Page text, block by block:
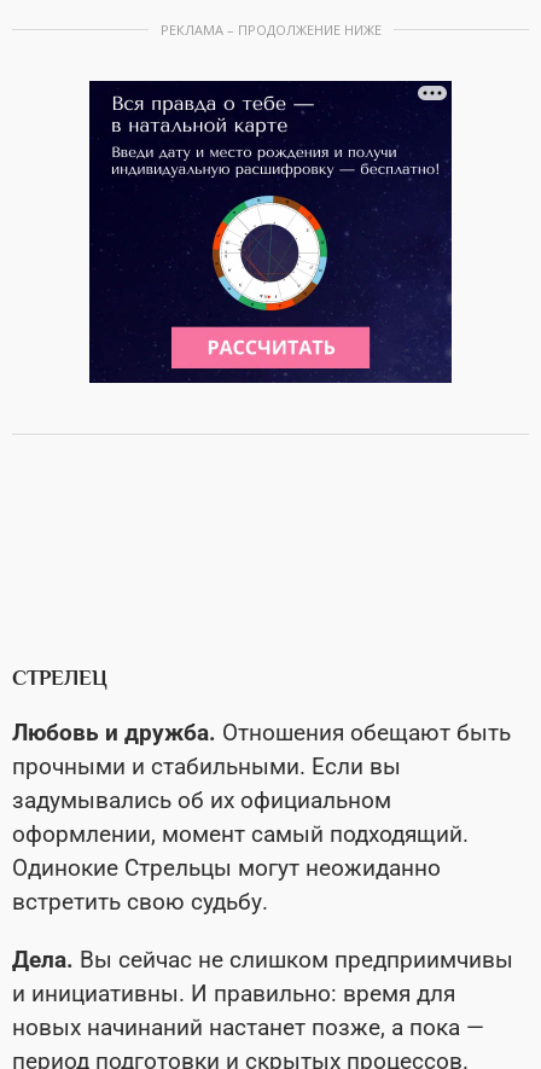
РЕКЛАМА – ПРОДОЛЖЕНИЕ НИЖЕ
СТРЕЛЕЦ
Любовь и дружба. Отношения обещают быть
прочными и стабильными. Если вы
задумывались об их официальном
оформлении, момент самый подходящий.
Одинокие Стрельцы могут неожиданно
встретить свою судьбу.
Дела. Вы сейчас не слишком предприимчивы
и инициативны. И правильно: время для
новых начинаний настанет позже, а пока —
период подготовки и скрытых процессов.